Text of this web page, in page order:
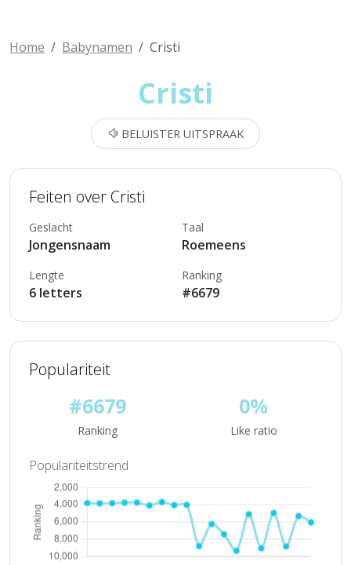
Home Babynamen Cristi
Cristi
BELUISTER UITSPRAAK
Feiten over Cristi
Geslacht
Jongensnaam
Taal
Roemeens
Lengte
6 letters
Ranking
#6679
Populariteit
#6679
Ranking
0%
Like ratio
Populariteitstrend